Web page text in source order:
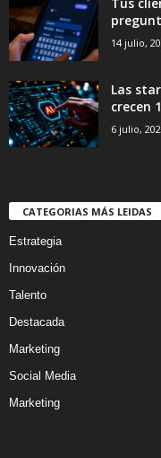
14 julio,
Las
crecen
6 julio,
CATEGORIAS MÁS LEIDAS
Estrategia
Innovación
Talento
Destacada
Marketing
Social Media
Marketing